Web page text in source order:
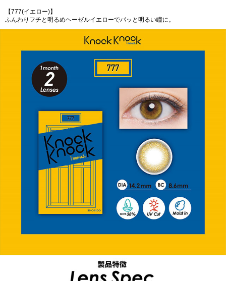
【777(イエロー)】
ふんわりフチと明るめヘーゼルイエローでパッと明るい瞳に。